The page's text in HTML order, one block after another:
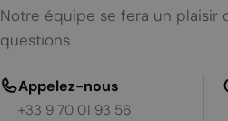
Notre équipe se fera un plaisir
questions
Appelez-nous
+33 9 70 01 93 56